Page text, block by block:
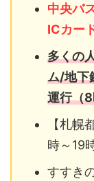
中央バ
ICカー
多くの
ム/地下
運行（
【札幌
時～19
すすき